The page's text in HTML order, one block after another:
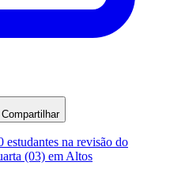
Compartilhar